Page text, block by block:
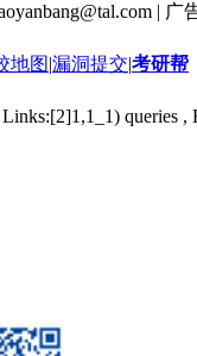
| 广
地图|漏洞提交|考研帮
queries ,